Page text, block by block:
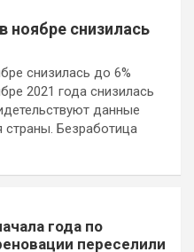
ноябре снизилась
снизилась до 6%
2021 года снизилась
данные
страны. Безработица
года по
переселили